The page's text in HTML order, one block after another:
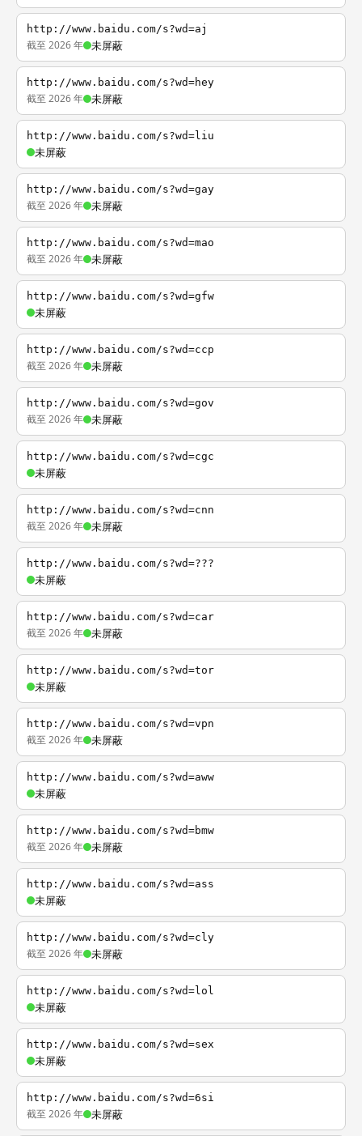
http://www.baidu.com/s?wd=aj
截至 2026 年 未屏蔽
http://www.baidu.com/s?wd=hey
截至 2026 年 未屏蔽
http://www.baidu.com/s?wd=liu
未屏蔽
http://www.baidu.com/s?wd=gay
截至 2026 年 未屏蔽
http://www.baidu.com/s?wd=mao
截至 2026 年 未屏蔽
http://www.baidu.com/s?wd=gfw
未屏蔽
http://www.baidu.com/s?wd=ccp
截至 2026 年 未屏蔽
http://www.baidu.com/s?wd=gov
截至 2026 年 未屏蔽
http://www.baidu.com/s?wd=cgc
未屏蔽
http://www.baidu.com/s?wd=cnn
截至 2026 年 未屏蔽
http://www.baidu.com/s?wd=???
未屏蔽
http://www.baidu.com/s?wd=car
截至 2026 年 未屏蔽
http://www.baidu.com/s?wd=tor
未屏蔽
http://www.baidu.com/s?wd=vpn
截至 2026 年 未屏蔽
http://www.baidu.com/s?wd=aww
未屏蔽
http://www.baidu.com/s?wd=bmw
截至 2026 年 未屏蔽
http://www.baidu.com/s?wd=ass
未屏蔽
http://www.baidu.com/s?wd=cly
截至 2026 年 未屏蔽
http://www.baidu.com/s?wd=lol
未屏蔽
http://www.baidu.com/s?wd=sex
未屏蔽
http://www.baidu.com/s?wd=6si
截至 2026 年 未屏蔽